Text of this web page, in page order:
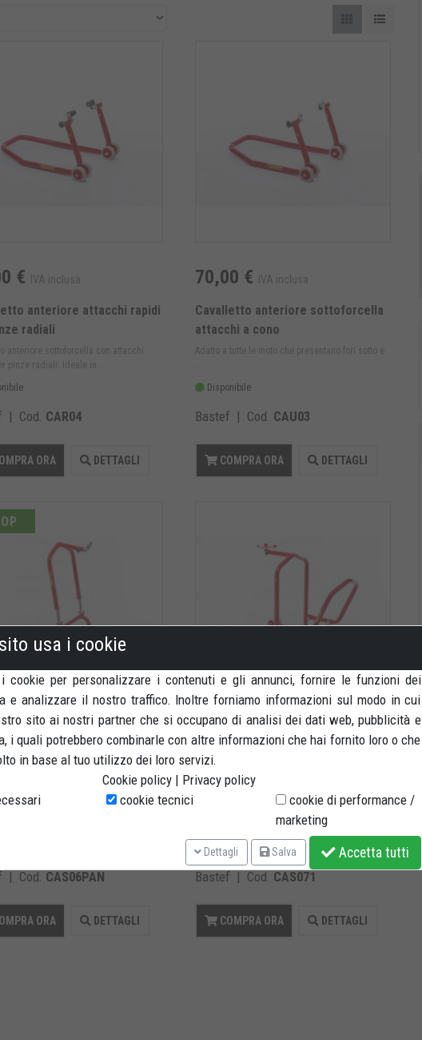
€ IVA inclusa
anteriore attacchi rapidi
radiali
anteriore sottoforcella con attacchi
pinze radiali. Ideale in ...
| Cod. CAR04
ORA DETTAGLI
70,00 € IVA inclusa
Cavalletto anteriore sottoforcella
attacchi a cono
Adatto a tutte le moto che presentano fori sotto e
Disponibile
Bastef | Cod. CAU03
COMPRA ORA DETTAGLI
€IVA inclusa
| Cod. CAS06PAN
ORA DETTAGLI
160,00 €IVA inclusa
specifico per DUCATI/MV
Cavalletto anteriore sottocanotto di sterzo
specifico per Ducati SENZA FORO ...
Disponibile
Bastef | Cod. CAS071
COMPRA ORA DETTAGLI
usa i cookie
cookie per personalizzare i contenuti e gli annunci, fornire le funzioni dei
e analizzare il nostro traffico. Inoltre forniamo informazioni sul modo in cui
sito ai nostri partner che si occupano di analisi dei dati web, pubblicità e
i quali potrebbero combinarle con altre informazioni che hai fornito loro o che
in base al tuo utilizzo dei loro servizi.
Cookie policy | Privacy policy
cookie tecnici
cookie di performance /
marketing
Dettagli Salva Accetta tutti